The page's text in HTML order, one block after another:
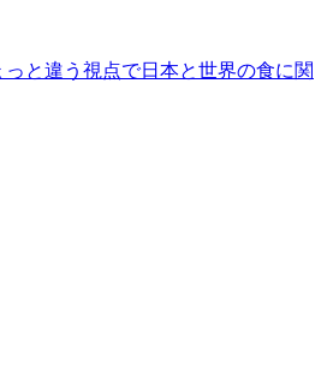
と違う視点で日本と世界の食に関